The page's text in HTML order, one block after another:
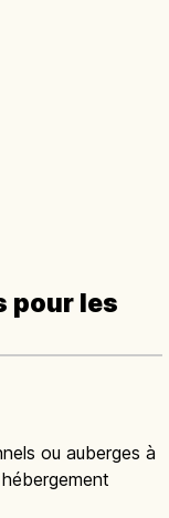
pour les
ou auberges à